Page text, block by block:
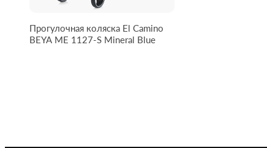
Прогулочная коляска El Camino
BEYA ME 1127-S Mineral Blue